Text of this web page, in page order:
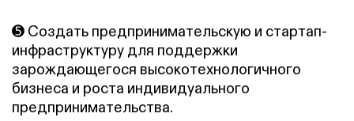
➎ Создать предпринимательскую и стартап-
инфраструктуру для поддержки
зарождающегося высокотехнологичного
бизнеса и роста индивидуального
предпринимательства.